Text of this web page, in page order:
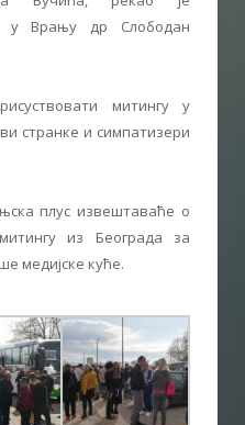
у Врању др Слободан
митингу у
странке и симпатизери
плус извештаваће о
из Београда за
медијске куће.